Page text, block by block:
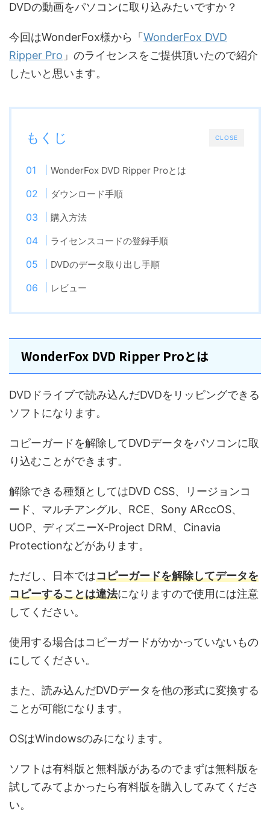
DVDの動画をパソコンに取り込みたいですか？
今回はWonderFox様から「 WonderFox DVD
Ripper Pro 」のライセンスをご提供頂いたので紹介
したいと思います。
CLOSE
もくじ
WonderFox DVD Ripper Proとは
ダウンロード手順
購入方法
ライセンスコードの登録手順
DVDのデータ取り出し手順
レビュー
WonderFox DVD Ripper Proとは
DVDドライブで読み込んだDVDをリッピングできる
ソフトになります。
コピーガードを解除してDVDデータをパソコンに取
り込むことができます。
解除できる種類としてはDVD CSS、リージョンコ
ード、マルチアングル、RCE、Sony ARccOS、
UOP、ディズニーX-Project DRM、Cinavia
Protectionなどがあります。
ただし、日本ではコピーガードを解除してデータを
コピーすることは違法になりますので使用には注意
してください。
使用する場合はコピーガードがかかっていないもの
にしてください。
また、読み込んだDVDデータを他の形式に変換する
ことが可能になります。
OSはWindowsのみになります。
ソフトは有料版と無料版があるのでまずは無料版を
試してみてよかったら有料版を購入してみてくださ
い。